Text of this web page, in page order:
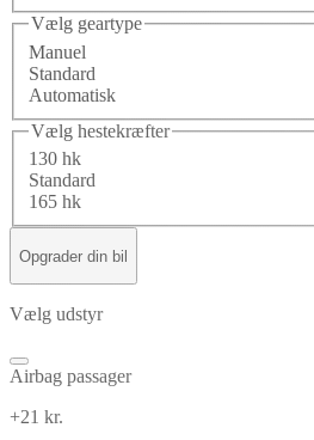
Vælg geartype
Manuel
Standard
Automatisk
Vælg hestekræfter
130 hk
Standard
165 hk
Opgrader din bil
Vælg udstyr
Airbag passager
+21 kr.